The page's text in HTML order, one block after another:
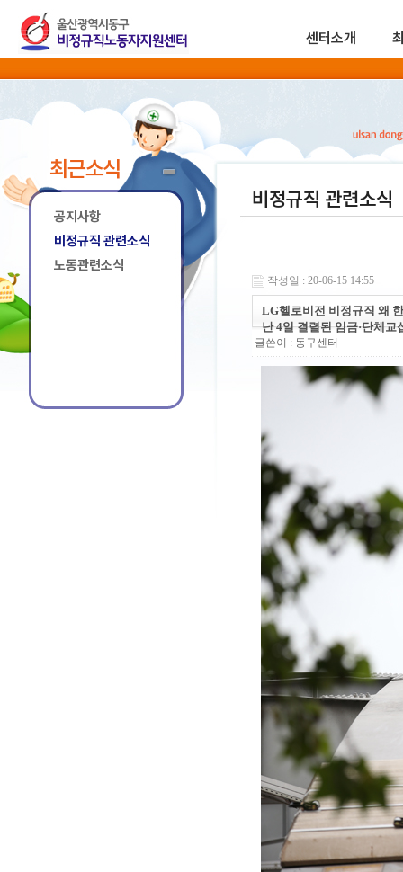
센터소개
최근소식
공지사항
비정규직 관련소식
노동관련소식
비정규직 관련소식
작성일 : 20-06-15 14:55
LG헬로비전 비정규직 왜
난 4일 결렬된 임금·단체교
글쓴이 : 동구센터